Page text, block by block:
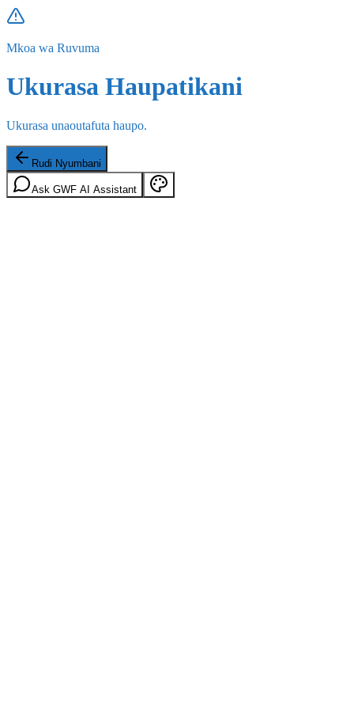
Mkoa wa Ruvuma
Ukurasa Haupatikani
Ukurasa unaoutafuta haupo.
Rudi Nyumbani
Ask GWF AI Assistant